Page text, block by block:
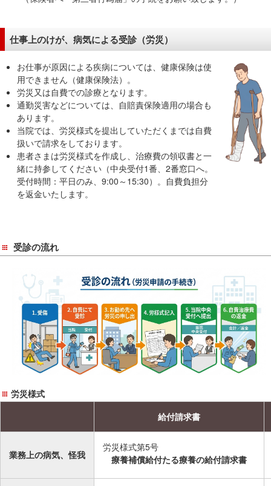
へ
動
し
ま
す
本
文
へ
移
動
サ
ド
メ
ニ
ュ
ー
へ
移
し
仕事上のけが、病気による受診（労災）
お仕事が原因による疾病については、健康保険は使
用できません（健康保険法）。
労災又は自費での診療となります。
通勤災害などについては、自賠責保険適用の場合も
あります。
当院では、労災様式を提出していただくまでは自費
扱いで請求をしております。
患者さまは労災様式を作成し、治療費の領収書と一
緒に持参してください（中央受付1番、2番窓口へ。
受付時間：平日のみ、9:00～15:30）。自費負担分
を返金いたします。
受診の流れ
労災様式
給付請求書
業務上の病気、怪我
労災様式第5号
療養補償給付たる療養の給付請求書